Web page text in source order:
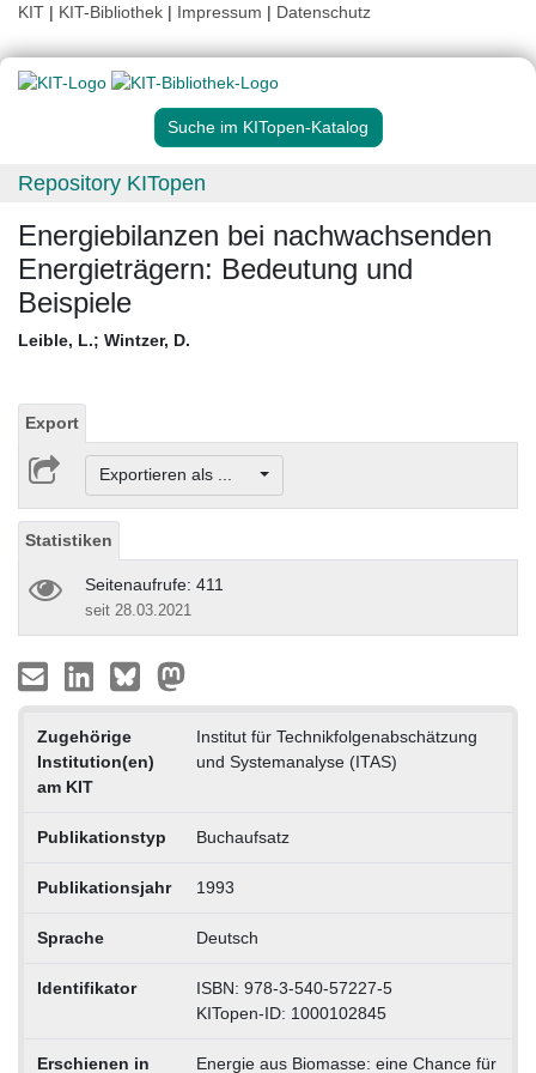
KIT | KIT-Bibliothek | Impressum | Datenschutz
Suche im KITopen-Katalog
Repository KITopen
Energiebilanzen bei nachwachsenden
Energieträgern: Bedeutung und
Beispiele
Leible, L.; Wintzer, D.
Export
Exportieren als ...
Statistiken
Seitenaufrufe: 411
seit 28.03.2021
Zugehörige
Institution(en)
am KIT
Institut für Technikfolgenabschätzung
und Systemanalyse (ITAS)
Publikationstyp Buchaufsatz
Publikationsjahr 1993
Sprache Deutsch
Identifikator
ISBN: 978-3-540-57227-5
KITopen-ID: 1000102845
Erschienen in Energie aus Biomasse: eine Chance für